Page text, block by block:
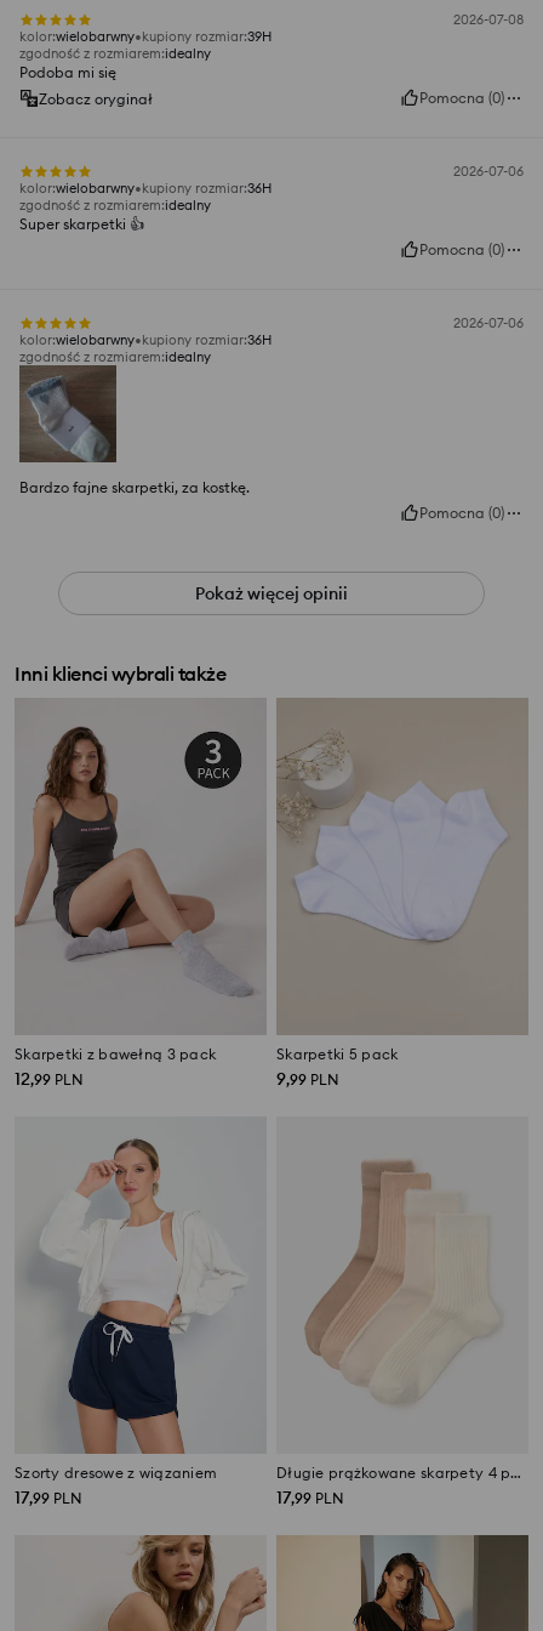
2026-07-08
kolor:wielobarwny kupiony rozmiar:39H
zgodność z rozmiarem:idealny
Podoba mi się
Zobacz oryginał
Pomocna (0)
2026-07-06
kolor:wielobarwny kupiony rozmiar:36H
zgodność z rozmiarem:idealny
Super skarpetki 👍️
Pomocna (0)
2026-07-06
kolor:wielobarwny kupiony rozmiar:36H
zgodność z rozmiarem:idealny
Bardzo fajne skarpetki, za kostkę.
Pomocna (0)
Pokaż więcej opinii
Inni klienci wybrali także
Skarpetki z bawełną 3 pack
12,99 PLN
Skarpetki 5 pack
9,99 PLN
Szorty dresowe z wiązaniem
17,99 PLN
Długie prążkowane skarpety 4 pack
17,99 PLN